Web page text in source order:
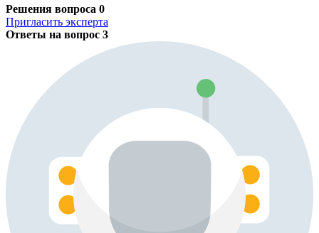
Решения вопроса 0
Пригласить эксперта
Ответы на вопрос 3